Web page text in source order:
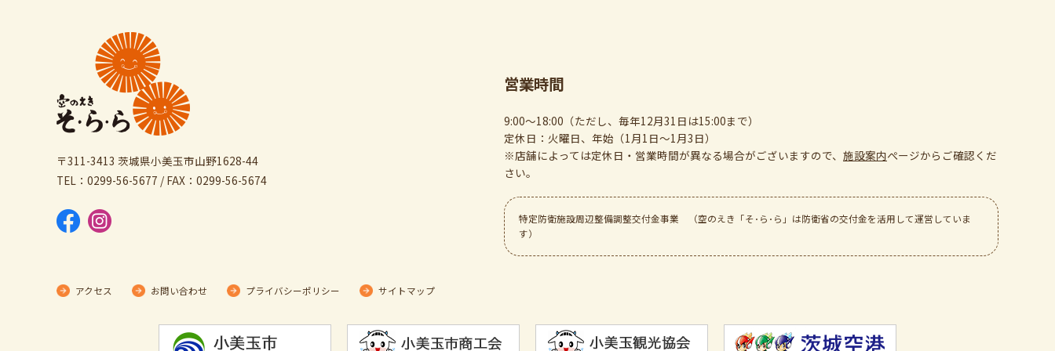
〒311-3413 茨城県小美玉市山野1628-44
TEL：0299-56-5677 / FAX：0299-56-5674
営業時間
9:00～18:00（ただし、毎年12月31日は15:00まで）
定休日：火曜日、年始（1月1日～1月3日）
※店舗によっては定休日・営業時間が異なる場合がございますので、 施設案内ぺージからご確認くだ
さい。
特定防衛施設周辺整備調整交付金事業 （空のえき「そ･ら･ら」は防衛省の交付金を活用して運営していま
す）
アクセス お問い合わせ プライバシーポリシー サイトマップ